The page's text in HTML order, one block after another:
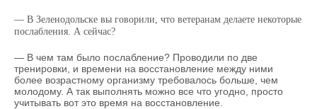
— В Зеленодольске вы говорили, что ветеранам делаете некоторые
послабления. А сейчас?
— В чем там было послабление? Проводили по две
тренировки, и времени на восстановление между ними
более возрастному организму требовалось больше, чем
молодому. А так выполнять можно все что угодно, просто
учитывать вот это время на восстановление.